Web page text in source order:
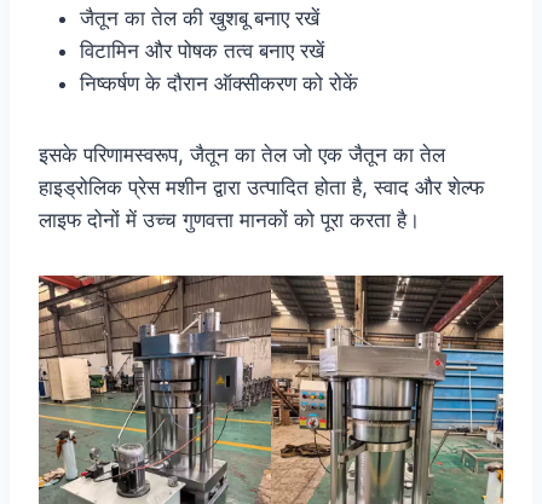
जैतून का तेल की खुशबू बनाए रखें
विटामिन और पोषक तत्व बनाए रखें
निष्कर्षण के दौरान ऑक्सीकरण को रोकें
इसके परिणामस्वरूप, जैतून का तेल जो एक जैतून का तेल
हाइड्रोलिक प्रेस मशीन द्वारा उत्पादित होता है, स्वाद और शेल्फ
लाइफ दोनों में उच्च गुणवत्ता मानकों को पूरा करता है।